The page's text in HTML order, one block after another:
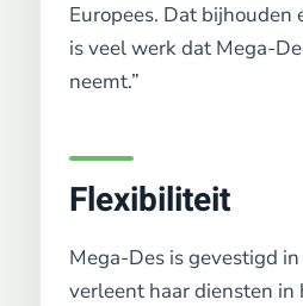
Europees. Dat bijhouden
is veel werk dat Mega-
neemt.”
Flexibiliteit
Mega-Des is gevestigd
verleent haar diensten in